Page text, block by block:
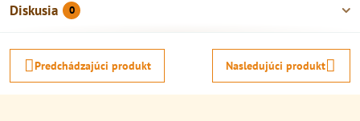
Diskusia 0
Predchádzajúci produkt Nasledujúci produkt